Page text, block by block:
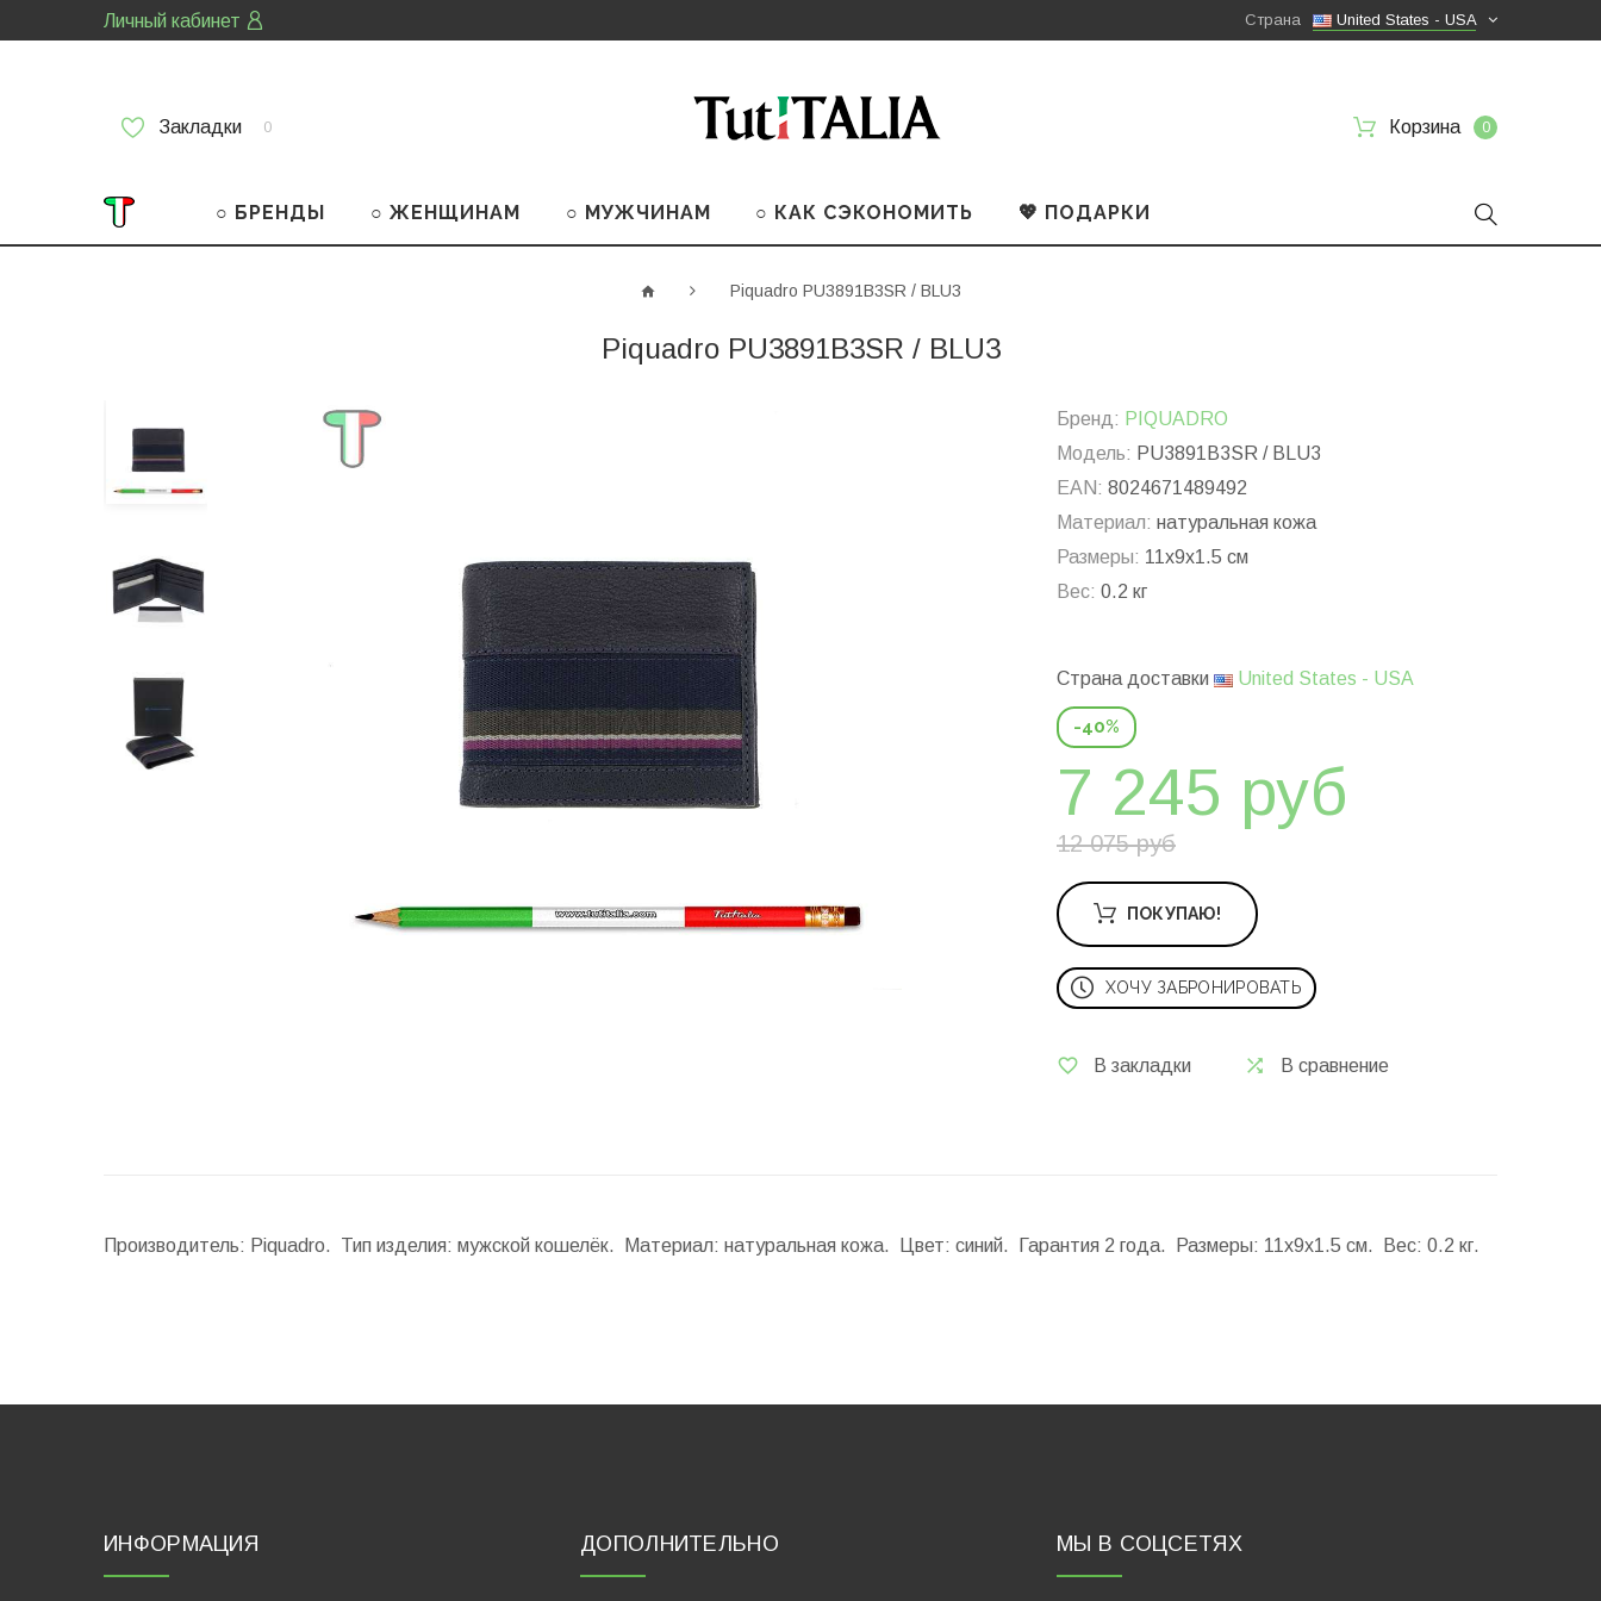
Личный кабинет United States - USA
Страна
Закладки 0 Корзина 0
○ БРЕНДЫ ○ ЖЕНЩИНАМ ○ МУЖЧИНАМ ○ КАК СЭКОНОМИТЬ 💖 ПОДАРКИ
Piquadro PU3891B3SR / BLU3
Piquadro PU3891B3SR / BLU3
Бренд: PIQUADRO
Модель: PU3891B3SR / BLU3
EAN: 8024671489492
Материал: натуральная кожа
Размеры: 11x9x1.5 см
Вес: 0.2 кг
Страна доставки United States - USA
-40%
7 245 руб
12 075 руб
ПОКУПАЮ!
ХОЧУ ЗАБРОНИРОВАТЬ
В закладки В сравнение
Производитель: Piquadro. Тип изделия: мужской кошелёк. Материал: натуральная кожа. Цвет: синий. Гарантия 2 года. Размеры: 11x9x1.5 см. Вес: 0.2 кг.
ИНФОРМАЦИЯ ДОПОЛНИТЕЛЬНО МЫ В СОЦСЕТЯХ